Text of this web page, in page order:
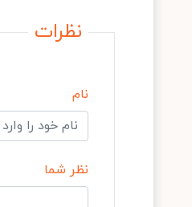
نظرات
نام
نظر شما